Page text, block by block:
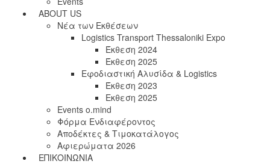
ABOUT US
Νέα των Εκθέσεων
Logistics Transport Thessaloniki Expo
Έκθεση 2024
Έκθεση 2025
Εφοδιαστική Αλυσίδα & Logistics
Έκθεση 2023
Εκθεση 2025
Events o.mind
Φόρμα Ενδιαφέροντος
Αποδέκτες & Τιμοκατάλογος
Αφιερώματα 2026
ΕΠΙΚΟΙΝΩΝΙΑ